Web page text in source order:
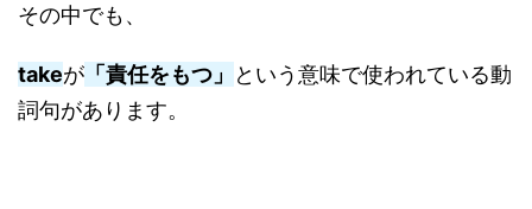
その中でも、
takeが 「責任をもつ」
という意味で使われている動
詞句があります。